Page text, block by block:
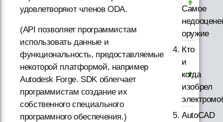
удовлетворяют членов ODA.
(API позволяет программистам
использовать данные и
функциональность, предоставляемые
некоторой платформой, например
Autodesk Forge. SDK облегчает
программистам создание их
собственного специального
программного обеспечения.)
Самое
оружие
Кто
и
когда
изобрел
AutoCAD